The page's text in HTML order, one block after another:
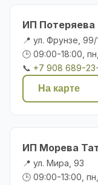
ИП Потеряева
📍 ул. Фрунзе, 99/
🕒 09:00-18:00,
📞 +7 908 689-
На карте
ИП Морева
📍 ул. Мира, 93
🕒 09:00-13:00,